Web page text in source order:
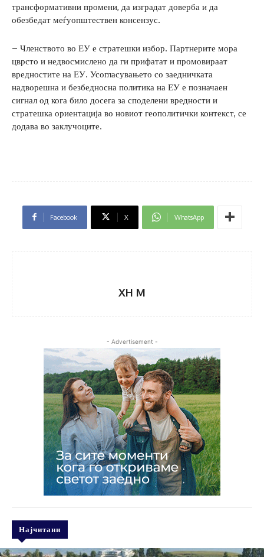
трансформативни промени, да изградат доверба и да
обезбедат меѓуопштествен консензус.
– Членството во ЕУ е стратешки избор. Партнерите мора
цврсто и недвосмислено да ги прифатат и промовираат
вредностите на ЕУ. Усогласувањето со заедничката
надворешна и безбедносна политика на ЕУ е позначаен
сигнал од кога било досега за споделени вредности и
стратешка ориентација во новиот геополитички контекст, се
додава во заклучоците.
Facebook X WhatsApp
XH M
- Advertisement -
Најчитани